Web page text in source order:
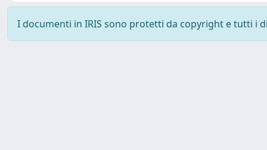
I documenti in IRIS sono protetti da copyright e tutti i